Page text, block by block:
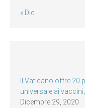
« Dic
Il Vaticano offre 20
universale ai
Dicembre 29, 2020